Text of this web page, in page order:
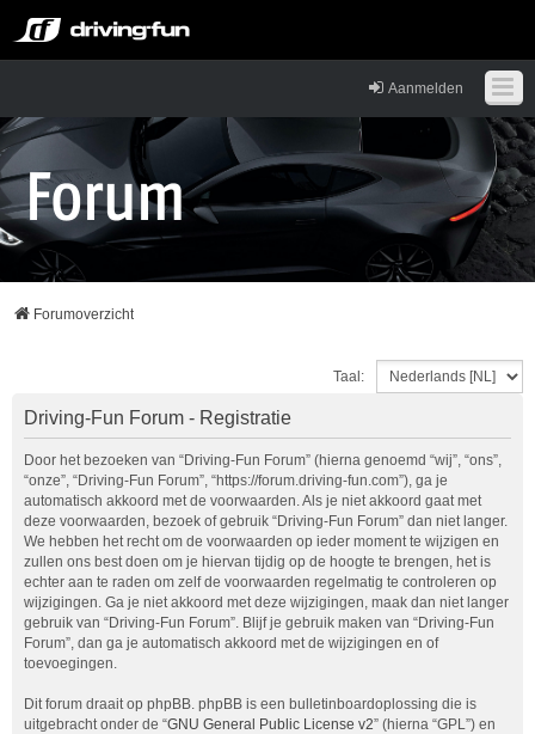
Aanmelden
Forumoverzicht
Taal:
Driving-Fun Forum - Registratie
Door het bezoeken van “Driving-Fun Forum” (hierna genoemd “wij”, “ons”,
“onze”, “Driving-Fun Forum”, “https://forum.driving-fun.com”), ga je
automatisch akkoord met de voorwaarden. Als je niet akkoord gaat met
deze voorwaarden, bezoek of gebruik “Driving-Fun Forum” dan niet langer.
We hebben het recht om de voorwaarden op ieder moment te wijzigen en
zullen ons best doen om je hiervan tijdig op de hoogte te brengen, het is
echter aan te raden om zelf de voorwaarden regelmatig te controleren op
wijzigingen. Ga je niet akkoord met deze wijzigingen, maak dan niet langer
gebruik van “Driving-Fun Forum”. Blijf je gebruik maken van “Driving-Fun
Forum”, dan ga je automatisch akkoord met de wijzigingen en of
toevoegingen.
Dit forum draait op phpBB. phpBB is een bulletinboardoplossing die is
uitgebracht onder de “GNU General Public License v2” (hierna “GPL”) en